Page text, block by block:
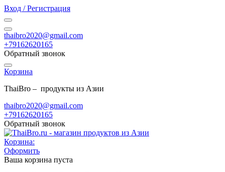
Вход / Регистрация
thaibro2020@gmail.com
+79162620165
Обратный звонок
Корзина
ThaiBro – продукты из Азии
thaibro2020@gmail.com
+79162620165
Обратный звонок
Корзина:
Оформить
Ваша корзина пуста